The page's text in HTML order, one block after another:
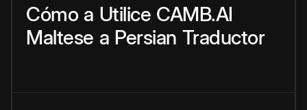
Cómo a Utilice CAMB.AI
Maltese a Persian Traductor